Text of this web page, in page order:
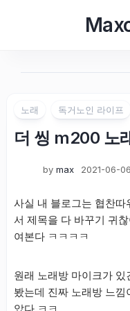
노래 독거노인 라이프
더 씽 m200 노
by max 2021-06-06
사실 내 블로그는 협찬
서 제목을 다 바꾸기 귀
여본다 ㅋㅋㅋㅋ
원래 노래방 마이크가
봤는데 진짜 노래방 느